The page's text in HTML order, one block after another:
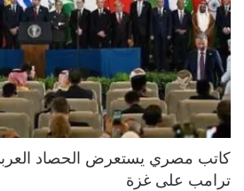
كاتب مصري يستعرض الحصاد
ترامب على غزة